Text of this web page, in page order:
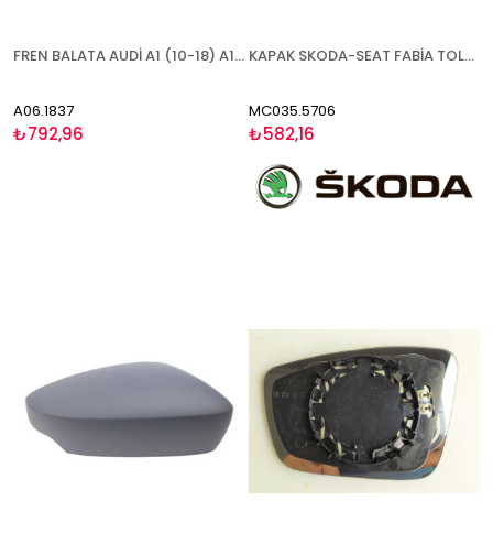
FREN BALATA AUDİ A1 (10-18) A1 SPORTBACK (11-) A3 (07-12) SEAT ALTEA (04-13)(13-) ALTEA XL (06-) IBİZA (08-17) LEON (05-10)(10-13) TOLEDO (04-10)(12-) SKODA FABİA (06-14)(14-)(21-) OCTAVİA (04-13) RAPİD (11-) ROOMSTER (06-15) SUPERB (08-15) YETİ (09-17) V
A06.1837
₺792,96
KAPAK SKODA-SEAT FABİA TOLEDO RAPİD 2015- SOL
MC035.5706
₺582,16